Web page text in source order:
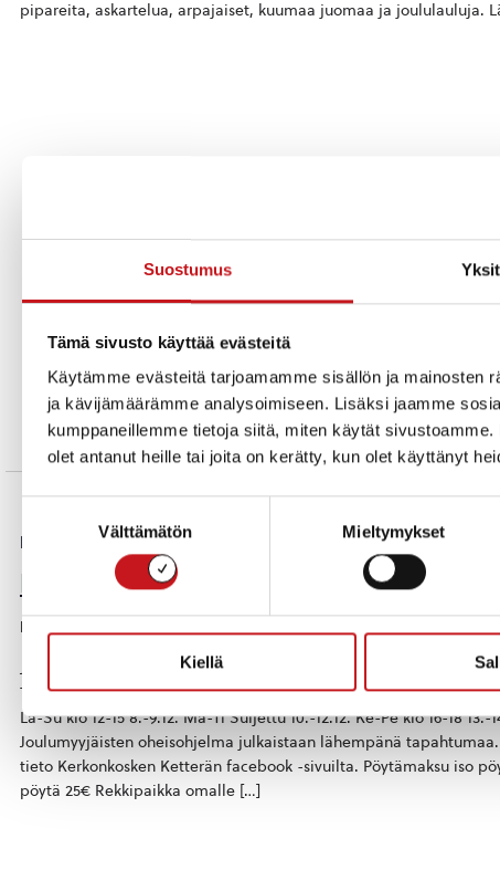
Suostumus
Tämä sivusto käyttää evästeitä
Käytämme evästeitä tarjoamamme sisällön ja mainosten
ja kävijämäärämme analysoimiseen. Lisäksi jaamme
kumppaneillemme tietoja siitä, miten käytät
olet antanut heille tai joita on kerätty, kun olet käyttänyt
valinta
Välttämätön Mieltymykset
Kiellä
pipareita, askartelua, arpajaiset, kuumaa juomaa ja joululauluja.
Kerkonkosken Joulumyyjäiset
la 6.12.2025 12:00-su 14.12.2025 15:00
Kerkonkosken Seurala
Jo perinteeksi muodostuneet Kerkonkosken Joulumyyjäiset
Tule tekemään jouluisia löytöjä vaikkapa pukinkonttiin! Avoinna
La-Su klo 12-15 8.-9.12. Ma-Ti Suljettu 10.-12.12. Ke-Pe klo 16-18 13.-
Joulumyyjäisten oheisohjelma julkaistaan lähempänä
tieto Kerkonkosken Ketterän facebook -sivuilta. Pöytämaksu iso
pöytä 25€ Rekkipaikka omalle […]